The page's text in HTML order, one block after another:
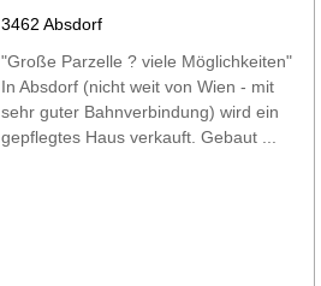
3462 Absdorf
"Große Parzelle ? viele Möglichkeiten"
In Absdorf (nicht weit von Wien - mit
sehr guter Bahnverbindung) wird ein
gepflegtes Haus verkauft. Gebaut ...